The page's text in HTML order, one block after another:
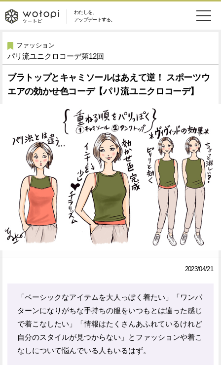
わたしを、
アップデートする。
wotopi
-
ウ
ピ
メ
ニ
ュ
ー
恋愛・結婚
美容・コスメ 妊娠・出産
健康 ワークスタイル
ライフスタイル ファッション
ソーシャル SDGs
アイテム
検
索
ウートピとは？
ェ
ア
る
Twitter
ア
ファッション
パリ流ユニクロコーデ第12回
ブラトップとキャミソールはあえて逆！ スポーツウ
エアの効かせ色コーデ【パリ流ユニクロコーデ】
2023/04/21
「ベーシックなアイテムを大人っぽく着たい」「ワンパ
ターンになりがちな手持ちの服をいつもとは違った感じ
で着こなしたい」「情報はたくさんあふれているけれど
自分のスタイルが見つからない」とファッションや着こ
なしについて悩んでいる人もいるはず。